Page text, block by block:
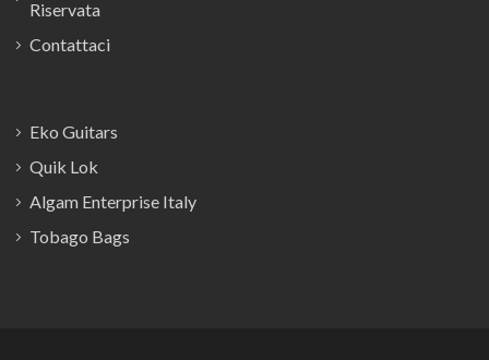
Riservata
Contattaci
Eko Guitars
Quik Lok
Algam Enterprise Italy
Tobago Bags